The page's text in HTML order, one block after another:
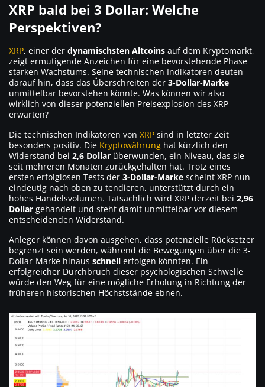
XRP bald bei 3 Dollar: Welche
Perspektiven?
XRP, einer der dynamischsten Altcoins auf dem Kryptomarkt,
zeigt ermutigende Anzeichen für eine bevorstehende Phase
starken Wachstums. Seine technischen Indikatoren deuten
darauf hin, dass das Überschreiten der 3-Dollar-Marke
unmittelbar bevorstehen könnte. Was können wir also
wirklich von dieser potenziellen Preisexplosion des XRP
erwarten?
Die technischen Indikatoren von XRP sind in letzter Zeit
besonders positiv. Die Kryptowährung hat kürzlich den
Widerstand bei 2,6 Dollar überwunden, ein Niveau, das sie
seit mehreren Monaten zurückgehalten hat. Trotz eines
ersten erfolglosen Tests der 3-Dollar-Marke scheint XRP nun
eindeutig nach oben zu tendieren, unterstützt durch ein
hohes Handelsvolumen. Tatsächlich wird XRP derzeit bei 2,96
Dollar gehandelt und steht damit unmittelbar vor diesem
entscheidenden Widerstand.
Anleger können davon ausgehen, dass potenzielle Rücksetzer
begrenzt sein werden, während die Bewegungen über die 3-
Dollar-Marke hinaus schnell erfolgen könnten. Ein
erfolgreicher Durchbruch dieser psychologischen Schwelle
würde den Weg für eine mögliche Erholung in Richtung der
früheren historischen Höchststände ebnen.